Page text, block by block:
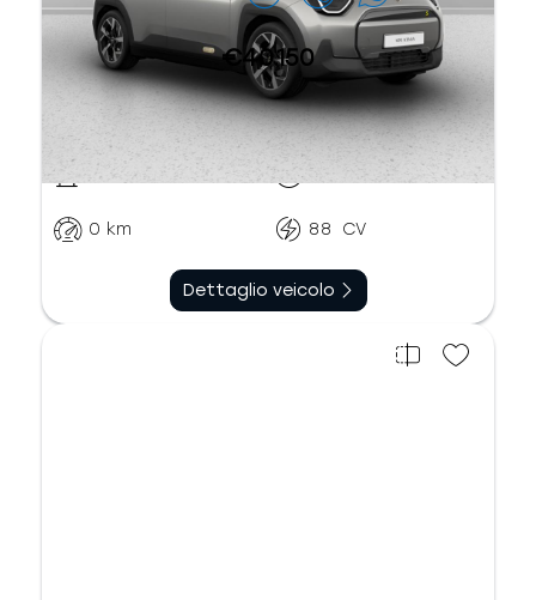
€40.150
Elettrico Automatico
0 km 88 CV
Dettaglio veicolo